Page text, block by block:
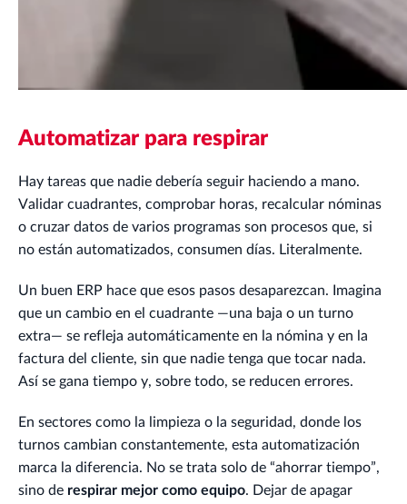
Automatizar para respirar
Hay tareas que nadie debería seguir haciendo a mano.
Validar cuadrantes, comprobar horas, recalcular nóminas
o cruzar datos de varios programas son procesos que, si
no están automatizados, consumen días. Literalmente.
Un buen ERP hace que esos pasos desaparezcan. Imagina
que un cambio en el cuadrante —una baja o un turno
extra— se refleja automáticamente en la nómina y en la
factura del cliente, sin que nadie tenga que tocar nada.
Así se gana tiempo y, sobre todo, se reducen errores.
En sectores como la limpieza o la seguridad, donde los
turnos cambian constantemente, esta automatización
marca la diferencia. No se trata solo de “ahorrar tiempo”,
sino de respirar mejor como equipo. Dejar de apagar